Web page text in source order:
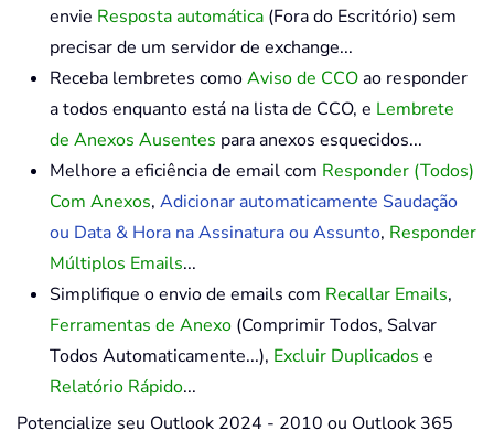
envie Resposta automática (Fora do Escritório) sem
precisar de um servidor de exchange...
Receba lembretes comoAviso de CCOao responder
a todos enquanto está na lista de CCO, e Lembrete
de Anexos Ausentes para anexos esquecidos...
Melhore a eficiência de email com Responder (Todos)
Com Anexos, Adicionar automaticamente Saudação
ou Data & Hora na Assinatura ou Assunto, Responder
Múltiplos Emails...
Simplifique o envio de emails com Recallar Emails,
Ferramentas de Anexo (Comprimir Todos, Salvar
Todos Automaticamente...), Excluir Duplicados e
Relatório Rápido...
Potencialize seu Outlook 2024 - 2010 ou Outlook 365